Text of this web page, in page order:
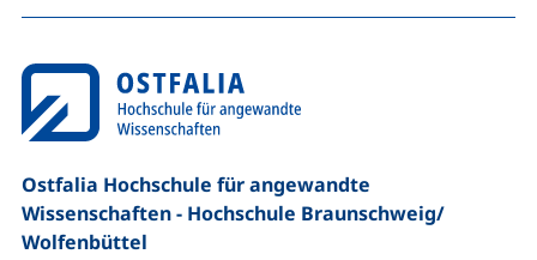
Ostfalia Hochschule für angewandte
Wissenschaften - Hochschule Braunschweig/​
Wolfenbüttel